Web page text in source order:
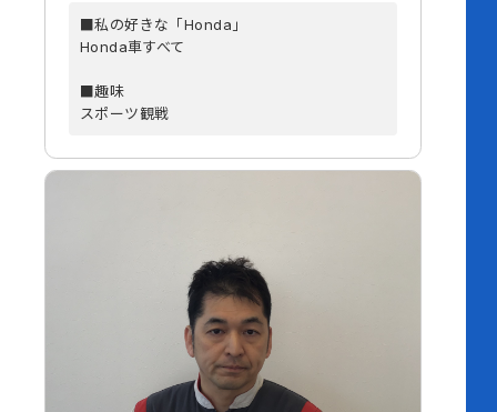
■私の好きな「Honda」
Honda車すべて
■趣味
スポーツ観戦